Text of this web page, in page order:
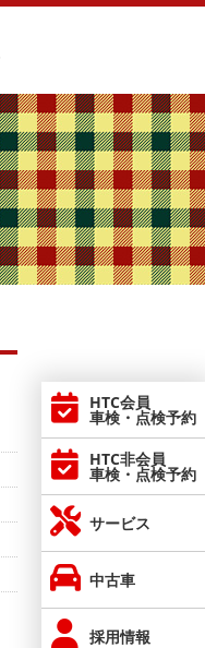
HTC会員
車検・点検予約
HTC非会員
車検・点検予約
サービス
中古車
採用情報